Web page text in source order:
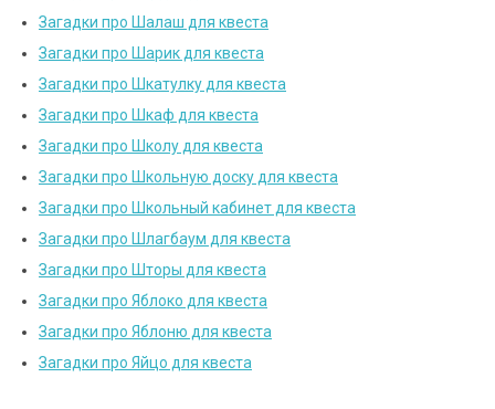
Загадки про Шалаш для квеста
Загадки про Шарик для квеста
Загадки про Шкатулку для квеста
Загадки про Шкаф для квеста
Загадки про Школу для квеста
Загадки про Школьную доску для квеста
Загадки про Школьный кабинет для квеста
Загадки про Шлагбаум для квеста
Загадки про Шторы для квеста
Загадки про Яблоко для квеста
Загадки про Яблоню для квеста
Загадки про Яйцо для квеста